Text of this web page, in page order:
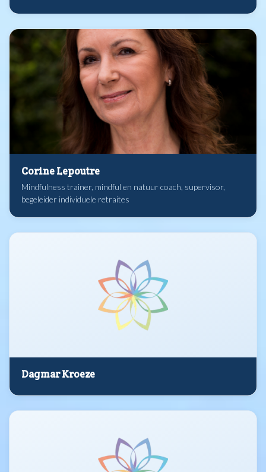
Corine Lepoutre
Mindfulness trainer, mindful en natuur coach, supervisor,
begeleider individuele retraites
Dagmar Kroeze